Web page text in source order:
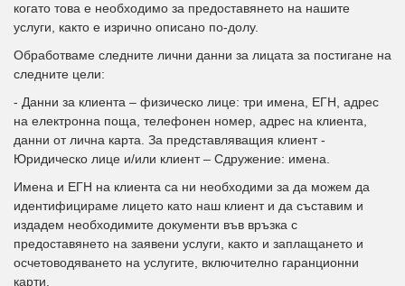
когато това е необходимо за предоставянето на нашите
услуги, както е изрично описано по-долу.
Обработваме следните лични данни за лицата за постигане на
следните цели:
- Данни за клиента – физическо лице: три имена, ЕГН, адрес
на електронна поща, телефонен номер, адрес на клиента,
данни от лична карта. За представляващия клиент -
Юридическо лице и/или клиент – Сдружение: имена.
Имена и ЕГН на клиента са ни необходими за да можем да
идентифицираме лицето като наш клиент и да съставим и
издадем необходимите документи във връзка с
предоставянето на заявени услуги, както и заплащането и
осчетоводяването на услугите, включително гаранционни
карти.